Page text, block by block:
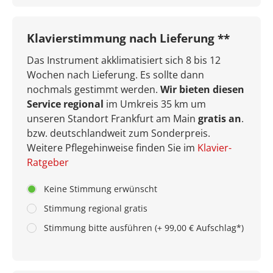
Klavierstimmung nach Lieferung **
Das Instrument akklimatisiert sich 8 bis 12
Wochen nach Lieferung. Es sollte dann
nochmals gestimmt werden. Wir bieten diesen
Service regional im Umkreis 35 km um
unseren Standort Frankfurt am Main gratis an.
bzw. deutschlandweit zum Sonderpreis.
Weitere Pflegehinweise finden Sie im Klavier-
Ratgeber
Keine Stimmung erwünscht
Stimmung regional gratis
Stimmung bitte ausführen (+ 99,00 € Aufschlag*)